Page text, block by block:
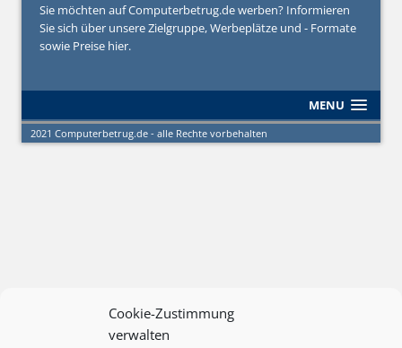
Cookie-Zustimmung
verwalten
Sie möchten auf Computerbetrug.de werben? Informieren
Sie sich über unsere Zielgruppe, Werbeplätze und - Formate
sowie Preise hier.
MENU
2021 Computerbetrug.de - alle Rechte vorbehalten